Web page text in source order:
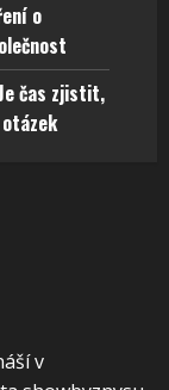
o
čas zjistit,
v